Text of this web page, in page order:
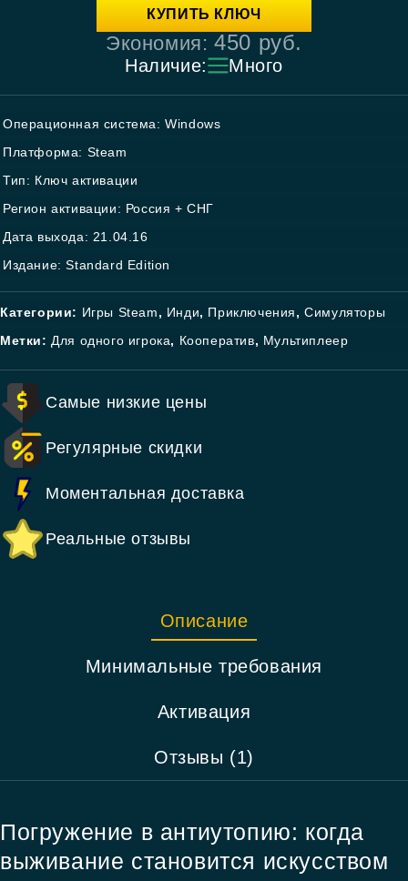
КУПИТЬ КЛЮЧ
Экономия:450 руб.
Наличие: Много
Операционная система: Windows
Платформа: Steam
Тип: Ключ активации
Регион активации: Россия + СНГ
Дата выхода: 21.04.16
Издание: Standard Edition
Категории: Игры Steam, Инди, Приключения,Симуляторы
Метки: Для одного игрока, Кооператив, Мультиплеер
Самые низкие цены
Регулярные скидки
Моментальная доставка
Реальные отзывы
Описание
Минимальные требования
Активация
Отзывы (1)
Погружение в антиутопию: когда
выживание становится искусством